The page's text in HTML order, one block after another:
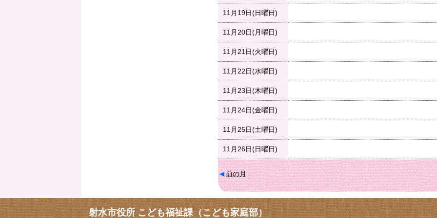
11月19日(日曜日)
11月20日(月曜日)
11月21日(火曜日)
11月22日(水曜日)
11月23日(木曜日)
11月24日(金曜日)
11月25日(土曜日)
11月26日(日曜日)
前の月
射水市役所 こども福祉課（こども家庭部）